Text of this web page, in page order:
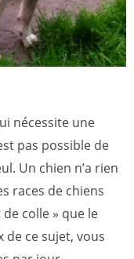
nécessite une
pas possible de
Un chien n’a rien
races de chiens
colle » que le
de ce sujet, vous